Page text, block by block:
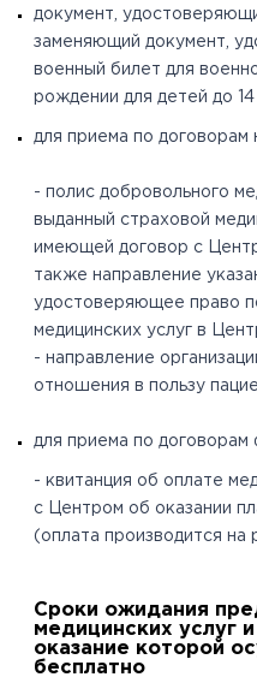
документ,
заменяющий документ,
военный билет для
рождении для детей до 14
для приема по
- полис добровольного
выданный страховой
имеющей договор с
также направление
удостоверяющее право
медицинских услуг в
- направление
отношения в пользу
для приема по
- квитанция об оплате
с Центром об оказании
(оплата производится на
Сроки ожидания
медицинских услуг
оказание которой
бесплатно